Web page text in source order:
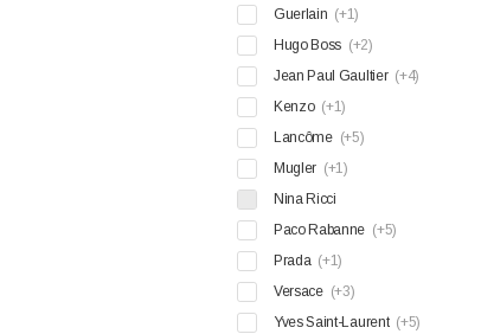
Guerlain (+1)
Hugo Boss (+2)
Jean Paul Gaultier (+4)
Kenzo (+1)
Lancôme (+5)
Mugler (+1)
Nina Ricci
Paco Rabanne (+5)
Prada (+1)
Versace (+3)
Yves Saint-Laurent (+5)